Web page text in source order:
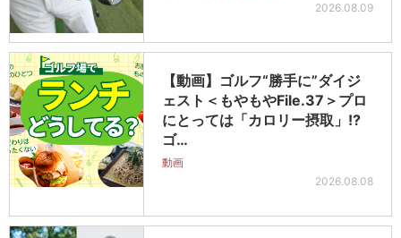
2026.08.09
【動画】ゴルフ“勝手に”ダイジ
ェスト＜もやもやFile.37＞プロ
にとっては「カロリー摂取」!?
ゴ…
動画
2026.08.08